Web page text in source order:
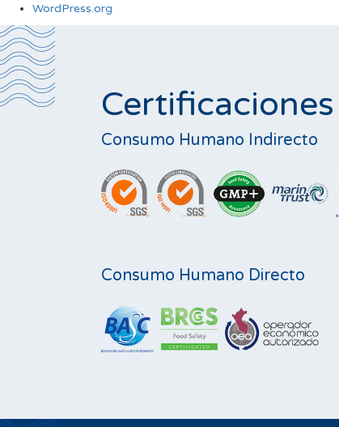
WordPress.org
Certificaciones
Consumo Humano Indirecto
Consumo Humano Directo